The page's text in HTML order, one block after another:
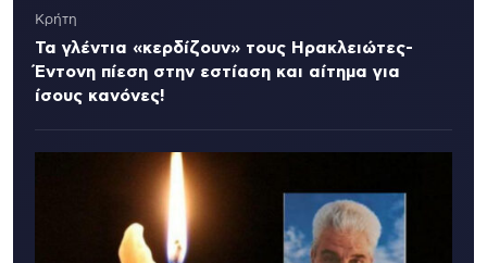
Κρήτη
Τα γλέντια «κερδίζουν» τους Ηρακλειώτες-
Έντονη πίεση στην εστίαση και αίτημα για
ίσους κανόνες!